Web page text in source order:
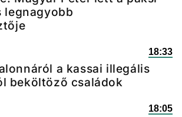
legnagyobb
18:33
a kassai illegális
beköltöző családok
18:05